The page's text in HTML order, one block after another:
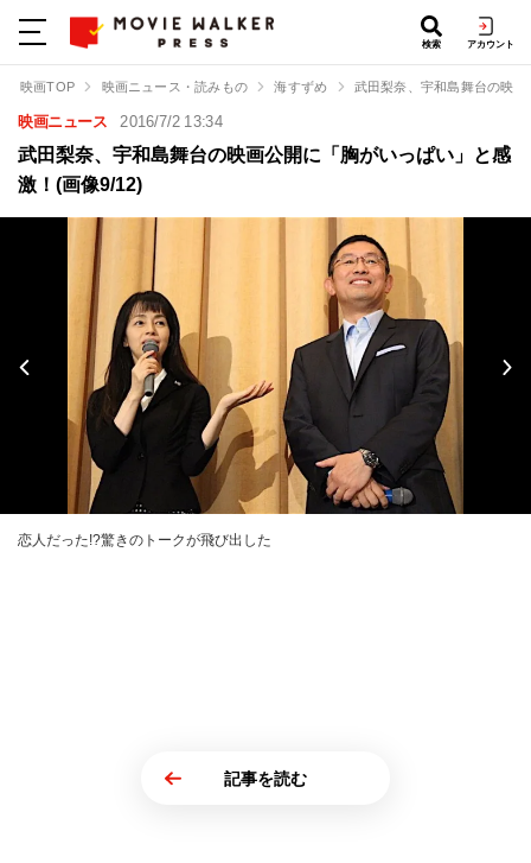
検索 アカウント
映画TOP 映画ニュース・読みもの 海すずめ 武田梨奈、宇和島舞台の映
映画ニュース 2016/7/2 13:34
武田梨奈、宇和島舞台の映画公開に「胸がいっぱい」と感
激！(画像9/12)
恋人だった!?驚きのトークが飛び出した
記事を読む